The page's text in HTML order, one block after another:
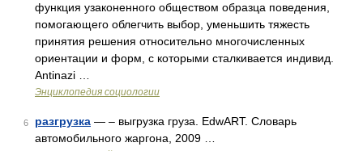
функция узаконенного обществом образца поведения,
помогающего облегчить выбор, уменьшить тяжесть
принятия решения относительно многочисленных
ориентации и форм, с которыми сталкивается индивид.
Antinazi …
Энциклопедия социологии
6 разгрузка — – выгрузка груза. EdwART. Словарь
автомобильного жаргона, 2009 …